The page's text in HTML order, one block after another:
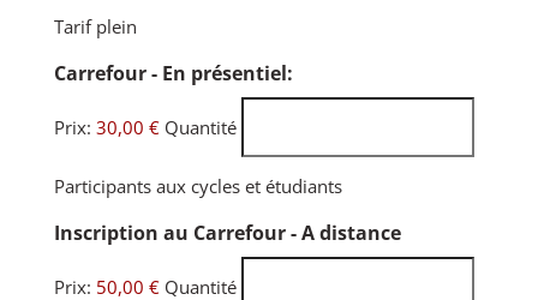
Tarif plein
Carrefour - En présentiel:Quantité
Prix: 30,00 € Quantité
Participants aux cycles et étudiants
Inscription au Carrefour - A distanceQuantité
Prix: 50,00 € Quantité